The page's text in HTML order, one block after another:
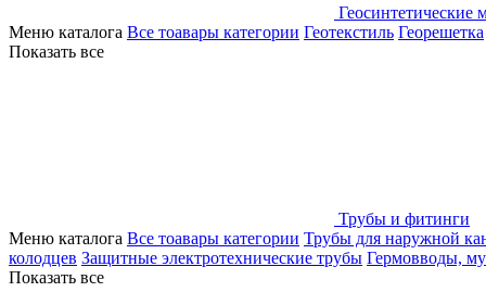
Геосинтетические
Меню каталога Все тоавары категории Геотекстиль Георешетка
Показать все
Трубы и фитинги
Меню каталога Все тоавары категории Трубы для наружной
колодцев Защитные электротехнические трубы Гермовводы,
Показать все